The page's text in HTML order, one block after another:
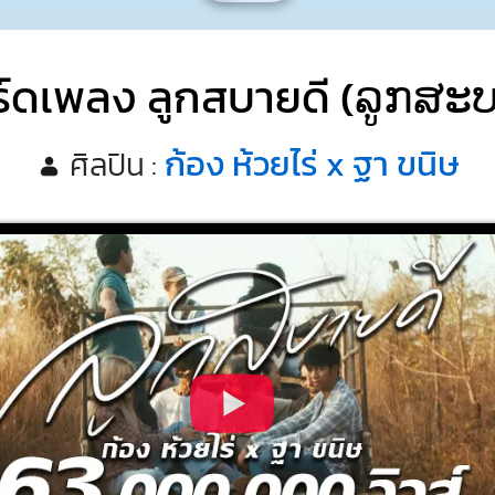
ดเพลง ลูกสบายดี (ລູກ​ສະ​
ศิลปิน : ก้อง ห้วยไร่ x ฐา ขนิษ